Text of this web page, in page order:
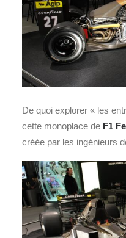
De quoi explorer « les
cette monoplace de F1
créée par les ingénieurs